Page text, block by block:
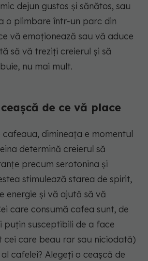
dejun gustos și sănătos, sau
o plimbare într-un parc din
vă emoționează sau vă aduce
să vă treziți creierul și să
nu mai mult.
de ce vă place
dimineața e momentul
determină creierul să
precum serotonina și
stimulează starea de spirit,
energie și vă ajută să vă
care consumă cafea sunt, de
puțin susceptibili de a face
cei care beau rar sau niciodată)
cafelei? Alegeți o ceașcă de